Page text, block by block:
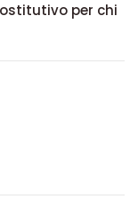
per chi